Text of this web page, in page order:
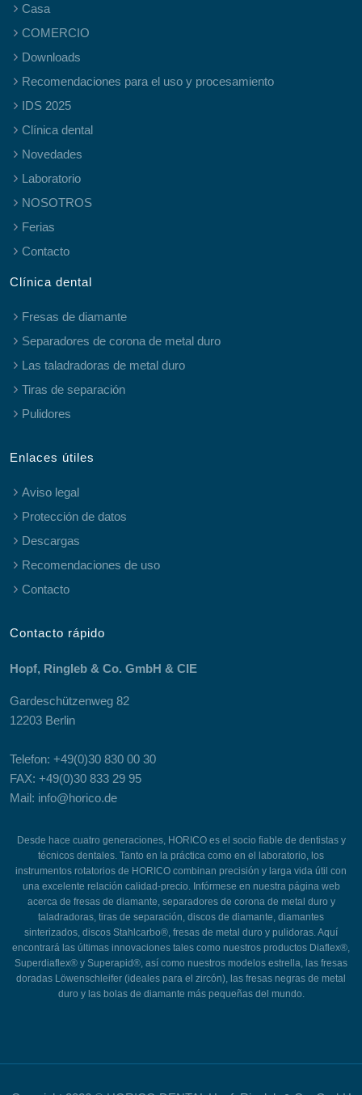
Casa
COMERCIO
Downloads
Recomendaciones para el uso y procesamiento
IDS 2025
Clínica dental
Novedades
Laboratorio
NOSOTROS
Ferias
Contacto
Clínica dental
Fresas de diamante
Separadores de corona de metal duro
Las taladradoras de metal duro
Tiras de separación
Pulidores
Enlaces útiles
Aviso legal
Protección de datos
Descargas
Recomendaciones de uso
Contacto
Contacto rápido
Hopf, Ringleb & Co. GmbH & CIE
Gardeschützenweg 82
12203 Berlin
Telefon: +49(0)30 830 00 30
FAX: +49(0)30 833 29 95
Mail: info@horico.de
Desde hace cuatro generaciones, HORICO es el socio fiable de dentistas y
técnicos dentales. Tanto en la práctica como en el laboratorio, los
instrumentos rotatorios de HORICO combinan precisión y larga vida útil con
una excelente relación calidad-precio. Infórmese en nuestra página web
acerca de fresas de diamante, separadores de corona de metal duro y
taladradoras, tiras de separación, discos de diamante, diamantes
sinterizados, discos Stahlcarbo®, fresas de metal duro y pulidoras. Aquí
encontrará las últimas innovaciones tales como nuestros productos Diaflex®,
Superdiaflex® y Superapid®, así como nuestros modelos estrella, las fresas
doradas Löwenschleifer (ideales para el zircón), las fresas negras de metal
duro y las bolas de diamante más pequeñas del mundo.